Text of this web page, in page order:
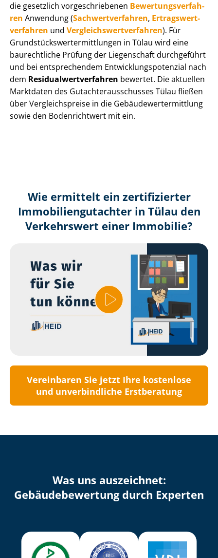
die gesetzlich vor­ge­schrie­be­nen Be­wer­tungs­ver­fah­
ren Anwendung (Sach­wert­ver­fah­ren, Er­trags­wert­
ver­fah­ren und Ver­gleichs­wert­ver­fah­ren). Für
Grund­stücks­wert­ermitt­lun­gen in Tülau wird eine
baurechtliche Prüfung der Liegenschaft durchgeführt
und bei entsprechendem Ent­wick­lungs­po­ten­zi­al nach
dem Re­si­du­al­wert­ver­fah­ren bewertet. Die aktuellen
Marktdaten des Gut­ach­ter­aus­schus­ses Tülau fließen
über Ver­gleichs­prei­se in die Ge­bäu­de­wert­ermitt­lung
sowie den Bodenrichtwert mit ein.
Wie ermittelt ein zertifizierter
Immobilien­gutachter in Tülau den
Verkehrswert einer Immobilie?
Vereinbaren Sie jetzt Ihre kostenlose
und unverbindliche Erstberatung
Was uns auszeichnet:
Ge­bäu­de­be­wer­tung durch Experten